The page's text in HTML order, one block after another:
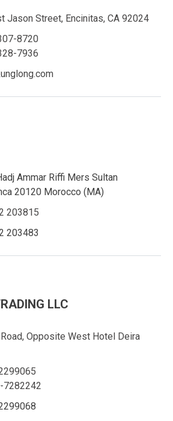
Jason Street, Encinitas, CA 92024
8720
7936
Ammar Riffi Mers Sultan
20120 Morocco (MA)
203815
203483
LLC
Opposite West Hotel Deira
7282242